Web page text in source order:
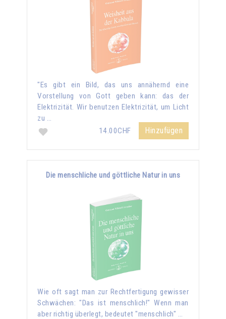
"Es gibt ein Bild, das uns annähernd eine
Vorstellung von Gott geben kann: das der
Elektrizität. Wir benutzen Elektrizität, um Licht
zu …
14.00CHF
Hinzufügen
Die menschliche und göttliche Natur in uns
Wie oft sagt man zur Rechtfertigung gewisser
Schwächen: "Das ist menschlich!" Wenn man
aber richtig überlegt, bedeutet "menschlich" …